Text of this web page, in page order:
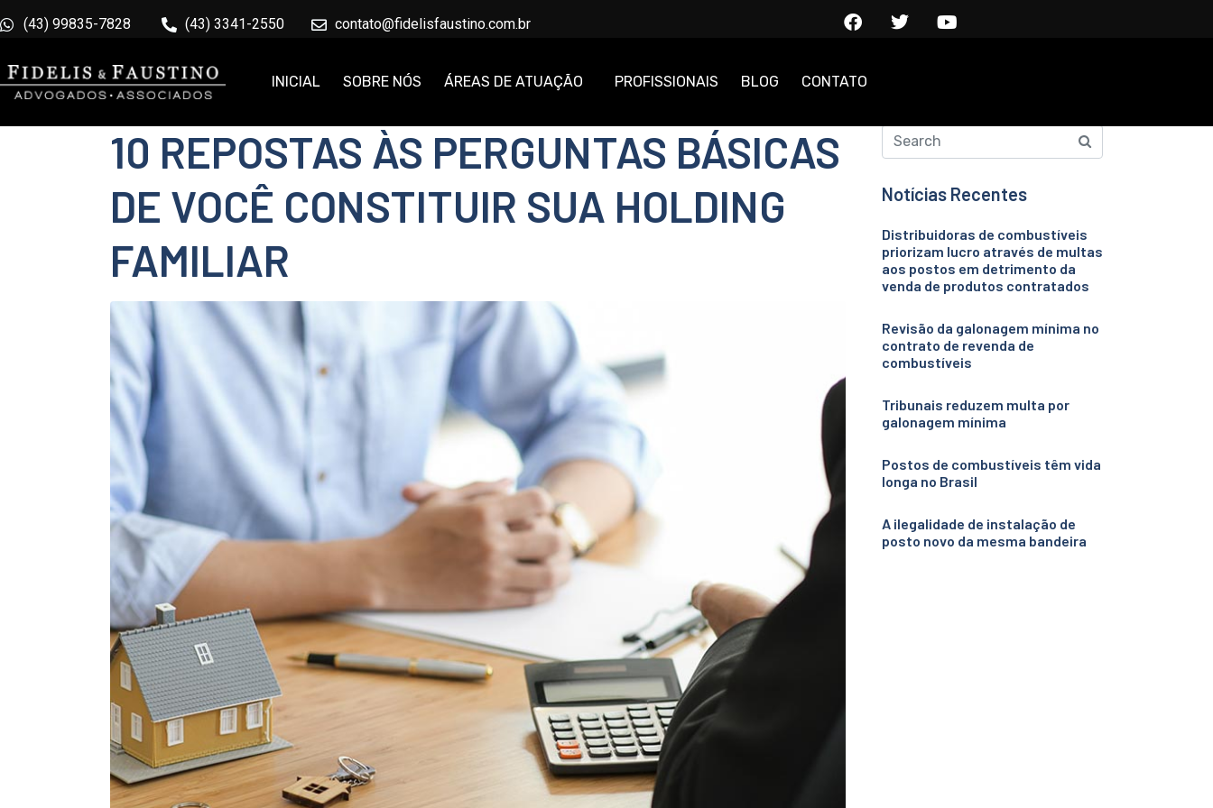
(43) 99835-7828 (43) 3341-2550 contato@fidelisfaustino.com.br
INICIAL SOBRE NÓS ÁREAS DE ATUAÇÃO PROFISSIONAIS BLOG CONTATO
Tag:inventario
Home Tag Archives: inventario
10 REPOSTAS ÀS PERGUNTAS BÁSICAS
DE VOCÊ CONSTITUIR SUA HOLDING
FAMILIAR
Notícias Recentes
Distribuidoras de combustíveis
priorizam lucro através de multas
aos postos em detrimento da
venda de produtos contratados
Revisão da galonagem mínima no
contrato de revenda de
combustíveis
Tribunais reduzem multa por
galonagem mínima
Postos de combustíveis têm vida
longa no Brasil
A ilegalidade de instalação de
posto novo da mesma bandeira